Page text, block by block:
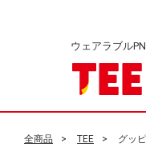
ウェアラブル
全商品 TEE グッ